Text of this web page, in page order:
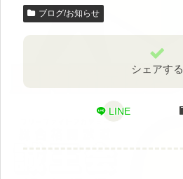
ブログ/お知らせ
シェアする
LINE